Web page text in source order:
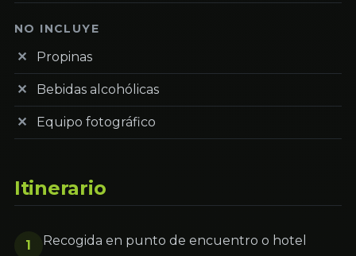
NO INCLUYE
Propinas
Bebidas alcohólicas
Equipo fotográfico
Itinerario
1 Recogida en punto de encuentro o hotel